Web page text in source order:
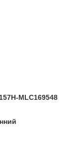
MLC169548